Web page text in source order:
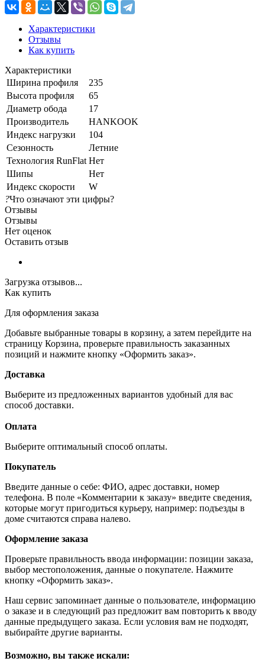
Характеристики
Отзывы
Как купить
Характеристики
Ширина профиля
235
Высота профиля
65
Диаметр обода
17
Производитель
HANKOOK
Индекс нагрузки
104
Сезонность
Летние
Технология RunFlat Нет
Шипы
Нет
Индекс скорости
W
?Что означают эти цифры?
Отзывы
Отзывы
Нет оценок
Оставить отзыв
Загрузка отзывов...
Как купить
Для оформления заказа
Добавьте выбранные товары в корзину, а затем перейдите на
страницу Корзина, проверьте правильность заказанных
позиций и нажмите кнопку «Оформить заказ».
Доставка
Выберите из предложенных вариантов удобный для вас
способ доставки.
Оплата
Выберите оптимальный способ оплаты.
Покупатель
Введите данные о себе: ФИО, адрес доставки, номер
телефона. В поле «Комментарии к заказу» введите сведения,
которые могут пригодиться курьеру, например: подъезды в
доме считаются справа налево.
Оформление заказа
Проверьте правильность ввода информации: позиции заказа,
выбор местоположения, данные о покупателе. Нажмите
кнопку «Оформить заказ».
Наш сервис запоминает данные о пользователе, информацию
о заказе и в следующий раз предложит вам повторить к вводу
данные предыдущего заказа. Если условия вам не подходят,
выбирайте другие варианты.
Возможно, вы также искали: